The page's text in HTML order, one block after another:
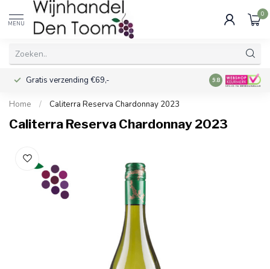
MENU
0
Gratis verzending €69,- Voor 16:00
9.8
Home / Caliterra Reserva Chardonnay 2023
Caliterra Reserva Chardonnay 2023